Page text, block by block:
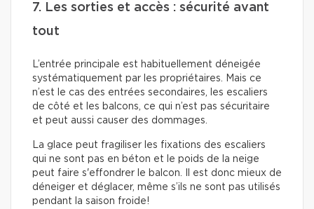
7. Les sorties et accès : sécurité avant
tout
L’entrée principale est habituellement déneigée
systématiquement par les propriétaires. Mais ce
n’est le cas des entrées secondaires, les escaliers
de côté et les balcons, ce qui n’est pas sécuritaire
et peut aussi causer des dommages.
La glace peut fragiliser les fixations des escaliers
qui ne sont pas en béton et le poids de la neige
peut faire s'effondrer le balcon. Il est donc mieux de
déneiger et déglacer, même s’ils ne sont pas utilisés
pendant la saison froide!